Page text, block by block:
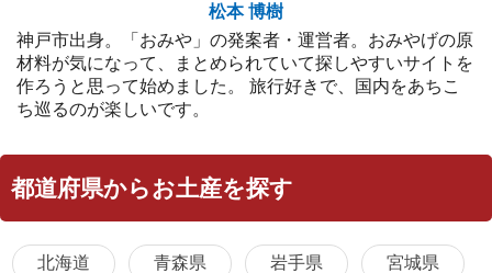
松本 博樹
神戸市出身。「おみや」の発案者・運営者。おみやげの原
材料が気になって、まとめられていて探しやすいサイトを
作ろうと思って始めました。 旅行好きで、国内をあちこ
ち巡るのが楽しいです。
都道府県からお土産を探す
北海道 青森県 岩手県 宮城県